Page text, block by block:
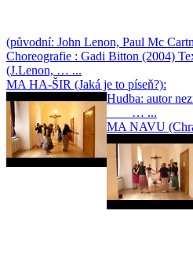
(původní: John Lenon, Paul Mc
Choreografie : Gadi Bitton (2004)
(J.Lenon, … ...
MA HA-ŠIR (Jaká je to píseň?):
Hudba:
… ...
MA NAVU